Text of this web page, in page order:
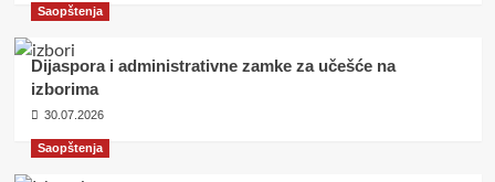
Saopštenja
Dijaspora i administrativne zamke za učešće na
izborima
30.07.2026
Saopštenja